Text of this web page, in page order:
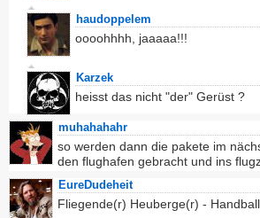
haudoppelem
oooohhhh, jaaaaa!!!
Karzek
heisst das nicht "der" Gerüst ?
muhahahahr
so werden dann die pakete im
den flughafen gebracht und ins
EureDudeheit
Fliegende(r) Heuberge(r) -